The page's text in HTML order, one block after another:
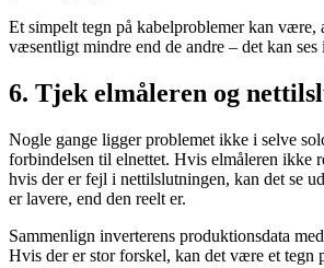
Et simpelt tegn på kabelproblemer kan være,
væsentligt mindre end de andre – det kan ses
6. Tjek elmåleren og
Nogle gange ligger problemet ikke i selve
forbindelsen til elnettet. Hvis elmåleren ikke
hvis der er fejl i nettilslutningen, kan det se
er lavere, end den reelt er.
Sammenlign inverterens produktionsdata
Hvis der er stor forskel, kan det være et tegn